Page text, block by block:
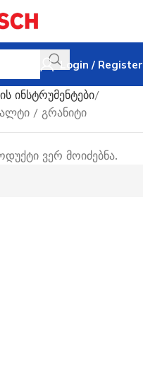
Login / Register
ინსტრუმენტები
/ გრანიტი
ვერ მოიძებნა.